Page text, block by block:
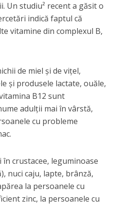
Un studiu² recent a găsit o
indică faptul că
vitamine din complexul B,
de miel și de vițel,
și produsele lactate, ouăle,
B12 sunt
adulții mai în vârstă,
cu probleme
în crustacee, leguminoase
nuci caju, lapte, brânză,
la persoanele cu
zinc, la persoanele cu